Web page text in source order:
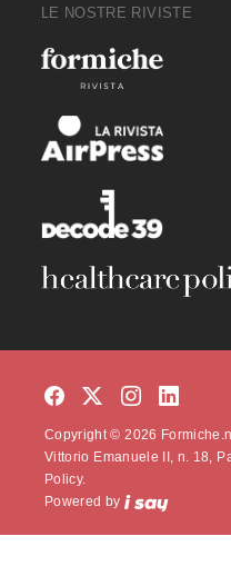
LE NOSTRE RIVISTE
Copyright © 2026
Vittorio Emanuele II, n. 18,
Policy.
Powered by